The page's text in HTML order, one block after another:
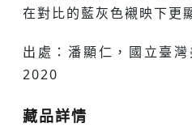
在對比的藍灰色襯映下更
出處：潘顯仁，國立臺
2020
藏品詳情